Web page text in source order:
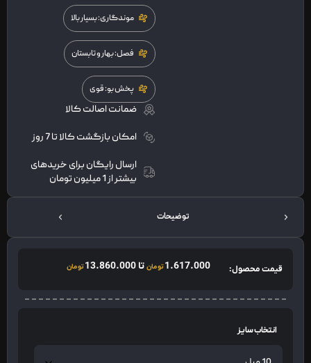
موندگاری: بسیار بالا
فصل: بهار و تابستان
پخش بو: قوی
ضمانت اصالت کالا
امکان بازگشت کالا تا 7 روز
ارسال رایگان برای خریدهای
بیشتر از 1 میلیون تومان
توضیحات
قیمت محصول: 1.617.000تومانتا13.860.000تومان
انتخاب سایز